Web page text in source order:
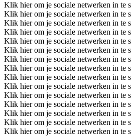
Klik hier om je sociale netwerken in te
Klik hier om je sociale netwerken in te
Klik hier om je sociale netwerken in te
Klik hier om je sociale netwerken in te
Klik hier om je sociale netwerken in te
Klik hier om je sociale netwerken in te
Klik hier om je sociale netwerken in te
Klik hier om je sociale netwerken in te
Klik hier om je sociale netwerken in te
Klik hier om je sociale netwerken in te
Klik hier om je sociale netwerken in te
Klik hier om je sociale netwerken in te
Klik hier om je sociale netwerken in te
Klik hier om je sociale netwerken in te
Klik hier om je sociale netwerken in te